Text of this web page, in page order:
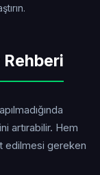
artırabilir. Hem
edilmesi gereken